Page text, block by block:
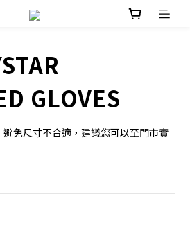
GLOVES
免尺寸不合適，建議您可以至門市實